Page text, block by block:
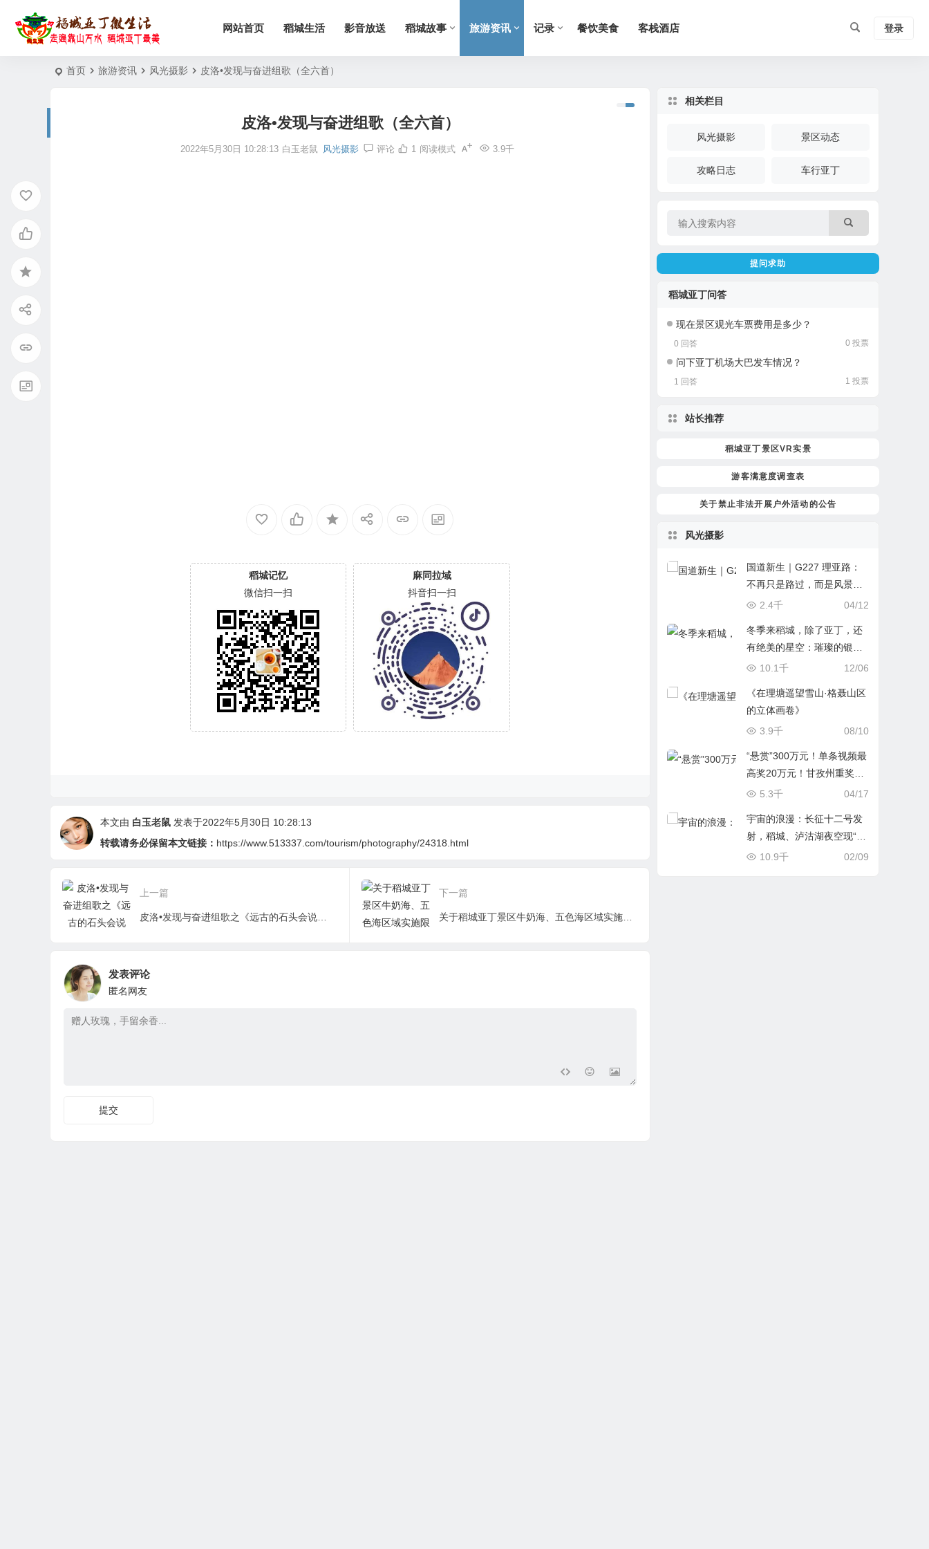
网站首页 稻城生活 影音放送 稻城故事 旅游资讯 记录 餐饮美食 客栈酒店 登录
首页 旅游资讯 风光摄影 皮洛•发现与奋进组歌（全六首）
皮洛•发现与奋进组歌（全六首）
2022年5月30日 10:28:13 白玉老鼠 风光摄影 评论 3.9千
1 阅读模式
稻城记忆
微信扫一扫
麻同拉域
抖音扫一扫
本文由 白玉老鼠 发表于2022年5月30日 10:28:13
转载请务必保留本文链接： https://www.513337.com/tourism/photography/24318.html
上一篇 下一篇
发表评论
匿名网友
提交
相关栏目
风光摄影 景区动态
攻略日志 车行亚丁
提问求助
稻城亚丁问答
现在景区观光车票费用是多少？
0 回答 0 投票
问下亚丁机场大巴发车情况？
1 回答 1 投票
站长推荐
稻城亚丁景区VR实景
游客满意度调查表
关于禁止非法开展户外活动的公告
风光摄影
国道新生｜G227 理亚路：
不再只是路过，而是风景本
身！从通道到画廊，交旅融
04/12
2.4千
冬季来稻城，除了亚丁，还
有绝美的星空：璀璨的银
河、千年相约的流星雨、天
河……
12/06
10.1千
《在理塘遥望雪山·格聂山区
的立体画卷》
08/10
3.9千
“悬赏”300万元！单条视频最
高奖20万元！甘孜州重奖文
旅宣传新媒体达人
04/17
5.3千
宇宙的浪漫：长征十二号发
射，稻城、泸沽湖夜空现“火
箭云”，与贡嘎雪山猎户座共
02/09
10.9千